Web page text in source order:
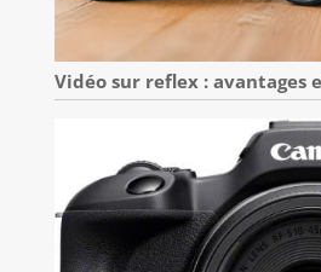
Vidéo sur reflex : avantages